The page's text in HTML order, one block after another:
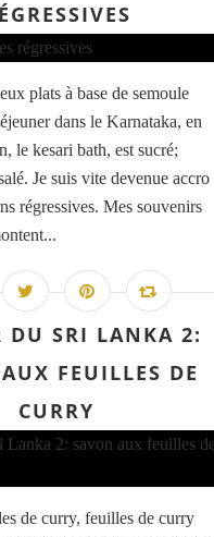
plats à base de semoule
dans le Karnataka, en
le kesari bath, est sucré;
Je suis vite devenue accro
régressives. Mes souvenirs
DU SRI LANKA 2:
FEUILLES DE
CURRY
de curry, feuilles de curry